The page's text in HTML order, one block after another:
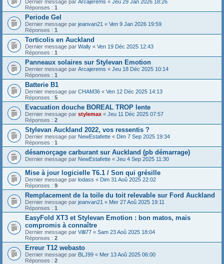
Dernier message par Arcajerems « Jeu 29 Jan 2026 18:26
Réponses : 1
Periode Gel
Dernier message par jeanvan21 « Ven 9 Jan 2026 19:59
Réponses : 1
Torticolis en Auckland
Dernier message par Wally « Ven 19 Déc 2025 12:43
Réponses : 1
Panneaux solaires sur Stylevan Emotion
Dernier message par Arcajerems « Jeu 18 Déc 2025 10:14
Réponses : 1
Batterie B1
Dernier message par CHAM36 « Ven 12 Déc 2025 14:13
Réponses : 5
Evacuation douche BOREAL TROP lente
Dernier message par stylemax « Jeu 11 Déc 2025 07:57
Réponses : 2
Stylevan Auckland 2022, vos ressentis ?
Dernier message par NewEstafette « Dim 7 Sep 2025 19:34
Réponses : 1
désamorçage carburant sur Auckland (pb démarrage)
Dernier message par NewEstafette « Jeu 4 Sep 2025 11:30
Mise à jour logicielle T6.1 / Son qui grésille
Dernier message par lodass « Dim 31 Aoû 2025 22:02
Réponses : 9
Remplacement de la toile du toit relevable sur Ford Auckland
Dernier message par jeanvan21 « Mer 27 Aoû 2025 19:11
Réponses : 1
EasyFold XT3 et Stylevan Emotion : bon matos, mais
compromis à connaître
Dernier message par Villi77 « Sam 23 Aoû 2025 18:04
Réponses : 2
Erreur T12 webasto
Dernier message par BLJ99 « Mer 13 Aoû 2025 06:00
Réponses : 2